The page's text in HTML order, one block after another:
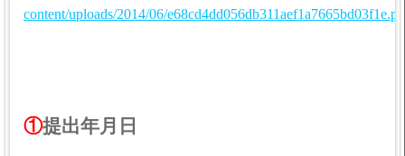
content/uploads/2014/06/
①提出年月日